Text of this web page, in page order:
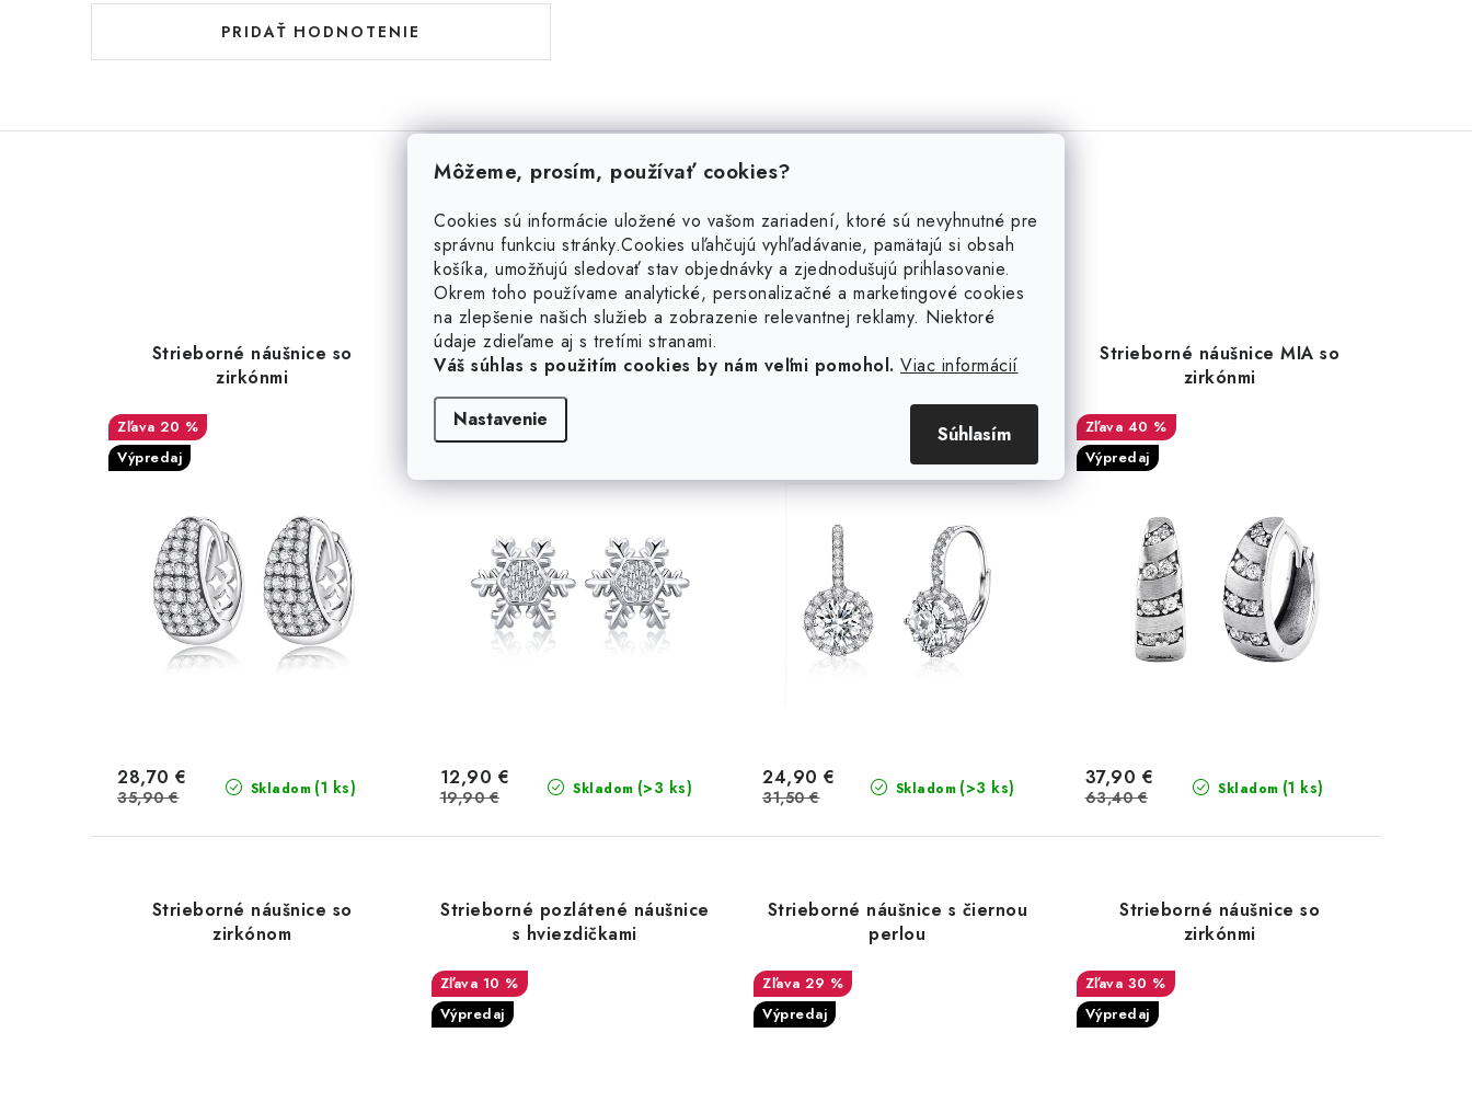
Môžeme, prosím, používať cookies?
Cookies sú informácie uložené vo vašom zariadení, ktoré sú nevyhnutné pre
správnu funkciu stránky.Cookies uľahčujú vyhľadávanie, pamätajú si obsah
košíka, umožňujú sledovať stav objednávky a zjednodušujú prihlasovanie.
Okrem toho používame analytické, personalizačné a marketingové cookies
na zlepšenie našich služieb a zobrazenie relevantnej reklamy. Niektoré
údaje zdieľame aj s tretími stranami.
Váš súhlas s použitím cookies by nám veľmi pomohol. Viac informácií
Nastavenie
Súhlasím
PRIDAŤ HODNOTENIE
Podobné produkty
Strieborné náušnice so
zirkónmi
20 %
Výpredaj
Skladom (1 ks)
28,70 €
35,90 €
Strieborné náušnice snehová
vločka
35 %
Skladom (>3 ks)
12,90 €
19,90 €
Strieborné trblietavé náušnice
Skladom (>3 ks)
24,90 €
31,50 €
Strieborné náušnice MIA so
zirkónmi
40 %
Výpredaj
Skladom (1 ks)
37,90 €
63,40 €
Strieborné náušnice so
zirkónom
Strieborné pozlátené náušnice
s hviezdičkami
10 %
Výpredaj
Strieborné náušnice s čiernou
perlou
29 %
Výpredaj
Strieborné náušnice so
zirkónmi
30 %
Výpredaj